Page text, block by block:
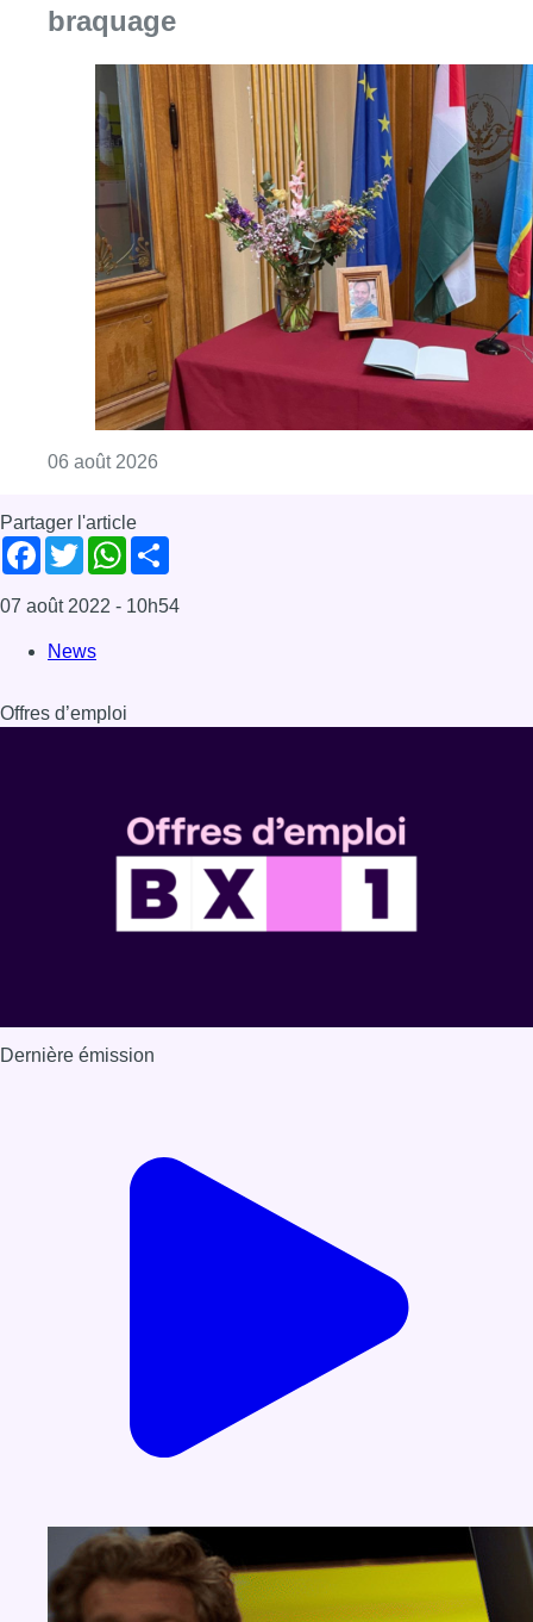
braquage
06 août 2026
Partager l'article
Facebook
TwitterWhatsApp
07 août 2022 - 10h54
News
Offres d’emploi
Dernière émission